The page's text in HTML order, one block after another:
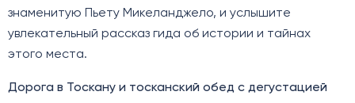
знаменитую Пьету Микеланджело, и услышите
увлекательный рассказ гида об истории и тайнах
этого места.
Дорога в Тоскану и тосканский обед с дегустацией